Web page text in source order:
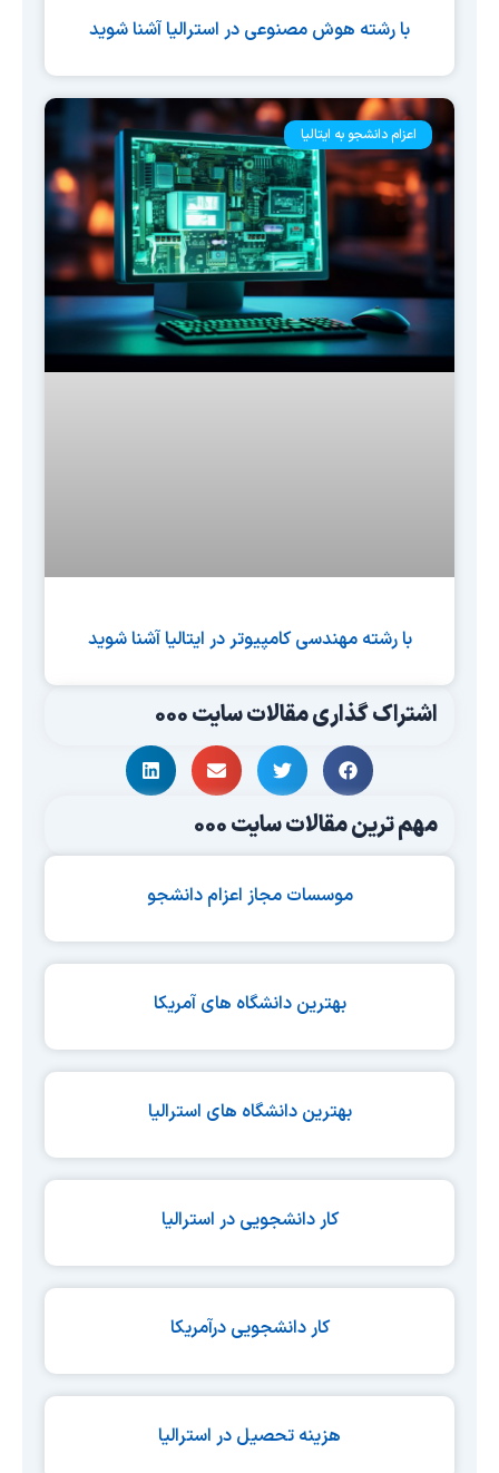
با رشته هوش مصنوعی در استرالیا آشنا شوید
اعزام دانشجو به ایتالیا
با رشته مهندسی کامپیوتر در ایتالیا آشنا شوید
اشتراک گذاری مقالات سایت 000
مهم ترین مقالات سایت 000
موسسات مجاز اعزام دانشجو
بهترین دانشگاه های آمریکا
بهترین دانشگاه های استرالیا
کار دانشجویی در استرالیا
کار دانشجویی درآمریکا
هزینه تحصیل در استرالیا